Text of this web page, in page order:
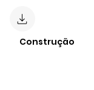
Construção